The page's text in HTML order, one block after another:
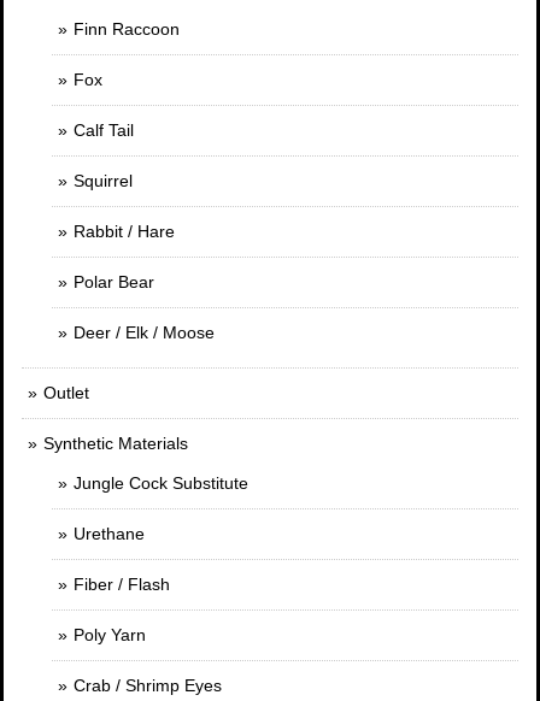
Finn Raccoon
Fox
Calf Tail
Squirrel
Rabbit / Hare
Polar Bear
Deer / Elk / Moose
Outlet
Synthetic Materials
Jungle Cock Substitute
Urethane
Fiber / Flash
Poly Yarn
Crab / Shrimp Eyes